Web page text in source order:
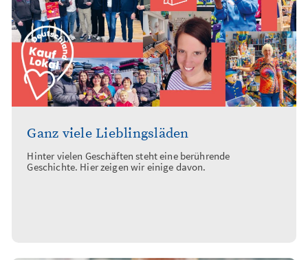
Ganz viele Lieblingsläden
Hinter vielen Geschäften steht eine berührende
Geschichte. Hier zeigen wir einige davon.